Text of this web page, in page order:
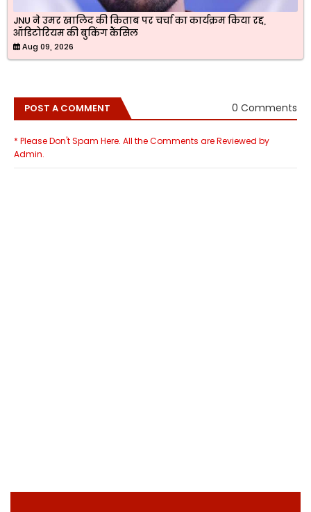
JNU ने उमर खालिद की किताब पर चर्चा का कार्यक्रम किया रद्द,
ऑडिटोरियम की बुकिंग कैंसिल
Aug 09, 2026
POST A COMMENT 0 Comments
* Please Don't Spam Here. All the Comments are Reviewed by
Admin.